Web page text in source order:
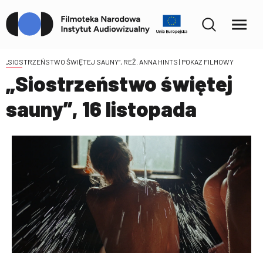
„SIOSTRZEŃSTWO ŚWIĘTEJ SAUNY”, REŻ. ANNA HINTS | POKAZ FILMOWY
„Siostrzeństwo świętej
sauny”, 16 listopada